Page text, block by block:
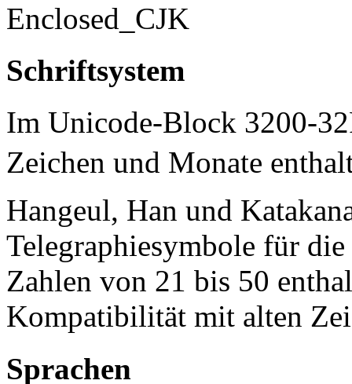
Enclosed_CJK
Schriftsystem
Im Unicode-Block 3200-
Zeichen und Monate
Hangeul, Han und
Telegraphiesymbole für
Zahlen von 21 bis 50
Kompatibilität mit alten
Sprachen